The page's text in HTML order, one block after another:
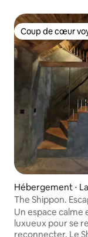
Coup de cœur
Coup de cœur
Hébergement ⋅
The Shippon.
dans le sud du
Un espace
luxueux pour se
reconnecter. Le